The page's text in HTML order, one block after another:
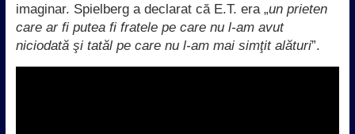
imaginar. Spielberg a declarat că E.T. era „un prieten
care ar fi putea fi fratele pe care nu l-am avut
niciodată şi tatăl pe care nu l-am mai simţit alături”.